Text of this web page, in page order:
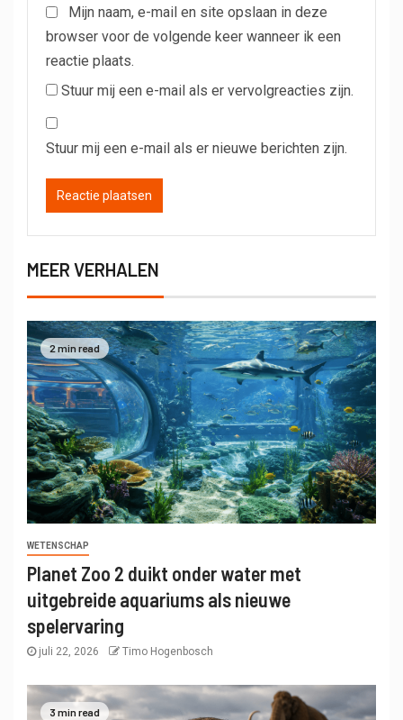
Mijn naam, e-mail en site opslaan in deze
browser voor de volgende keer wanneer ik een
reactie plaats.
Stuur mij een e-mail als er vervolgreacties zijn.
Stuur mij een e-mail als er nieuwe berichten zijn.
MEER VERHALEN
2 min read
WETENSCHAP
Planet Zoo 2 duikt onder water met
uitgebreide aquariums als nieuwe
spelervaring
juli 22, 2026 Timo Hogenbosch
3 min read